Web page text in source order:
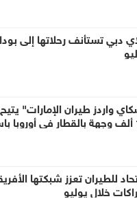
واردز طيران الإمارات"
12 ألف وجهة بالقطار في أوروبا
للطيران تعزز شبكتها
خلال يوليو